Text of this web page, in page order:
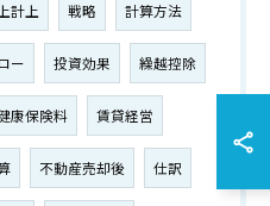
計上 戦略 計算方法
ー 投資効果 繰越控除
康保険料 賃貸経営
不動産売却後 仕訳